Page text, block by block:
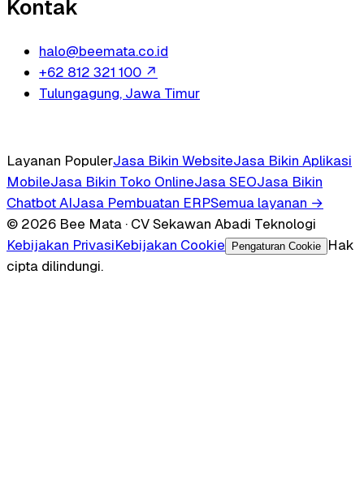
Kontak
halo@beemata.co.id
+62 812 321 100 ↗
Tulungagung, Jawa Timur
Layanan PopulerJasa Bikin WebsiteJasa Bikin Aplikasi
MobileJasa Bikin Toko OnlineJasa SEOJasa Bikin
Chatbot AIJasa Pembuatan ERPSemua layanan →
© 2026 Bee Mata · CV Sekawan Abadi Teknologi
Kebijakan PrivasiKebijakan Cookie Pengaturan Cookie
Hak
cipta dilindungi.